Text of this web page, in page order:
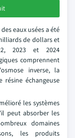
eaux usées a été
de dollars et
2023 et 2024
comprennent
inverse, la
échangeuse
les systèmes
peut absorber les
domaines
les produits